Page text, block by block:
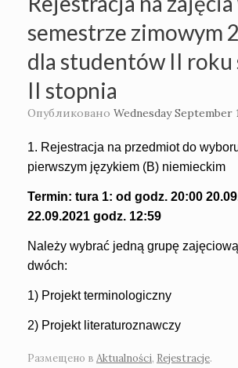
semestrze zimowym
dla studentów II
II stopnia
Опубликовано Wednesday September
1. Rejestracja na przedmiot do
pierwszym językiem (B) niemieckim
Termin: tura 1: od godz. 20:00
22.09.2021 godz. 12:59
Należy wybrać jedną grupę
dwóch:
1) Projekt terminologiczny
2) Projekt literaturoznawczy
Размещено в Aktualności, Rejestracje.